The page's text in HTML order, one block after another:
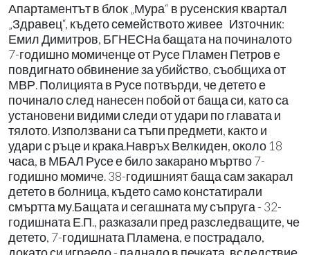
Апартаментът в блок „Мура“ в русенския квартал
„Здравец“, където семейството живее Източник:
Емил Димитров, БГНЕСНа бащата на починалото
7-годишно момиченце от Русе Пламен Петров е
повдигнато обвинение за убийство, съобщиха от
МВР. Полицията в Русе потвърди, че детето е
починало след нанесен побой от баща си, като са
установени видими следи от удари по главата и
тялото. Използвани са тъпи предмети, както и
удари с ръце и крака.Навръх Велкиден, около 18
часа, в МБАЛ Русе е било закарано мъртво 7-
годишно момиче. 38-годишният баща сам закарал
детето в болница, където само констатирали
смъртта му.Бащата и сегашната му съпруга - 32-
годишната Е.П., разказали пред разследващите, че
детето, 7-годишната Пламена, е пострадало,